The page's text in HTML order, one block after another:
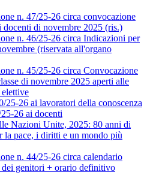
n. 47/25-26 circa convocazione
docenti di novembre 2025 (ris.)
n. 46/25-26 circa Indicazioni per
(riservata all'organo
n. 45/25-26 circa Convocazione
di novembre 2025 aperti alle
25-26 ai lavoratori della conoscenza
26 ai docenti
Nazioni Unite, 2025: 80 anni di
la pace, i diritti e un mondo più
n. 44/25-26 circa calendario
genitori + orario definitivo